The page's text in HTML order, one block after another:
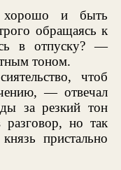
хорошо и быть
обращаясь к
в отпуску? —
тоном.
чтоб
— отвечал
за резкий тон
разговор, но так
пристально